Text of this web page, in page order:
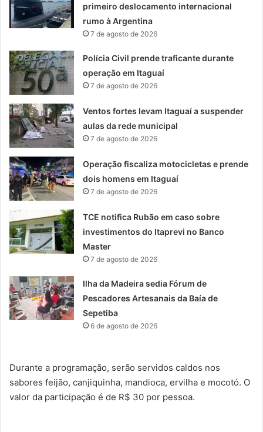
primeiro deslocamento internacional
rumo à Argentina
7 de agosto de 2026
Polícia Civil prende traficante durante
operação em Itaguaí
7 de agosto de 2026
Ventos fortes levam Itaguaí a suspender
aulas da rede municipal
7 de agosto de 2026
Operação fiscaliza motocicletas e prende
dois homens em Itaguaí
7 de agosto de 2026
TCE notifica Rubão em caso sobre
investimentos do Itaprevi no Banco
Master
7 de agosto de 2026
Ilha da Madeira sedia Fórum de
Pescadores Artesanais da Baía de
Sepetiba
6 de agosto de 2026
Durante a programação, serão servidos caldos nos
sabores feijão, canjiquinha, mandioca, ervilha e mocotó. O
valor da participação é de R$ 30 por pessoa.